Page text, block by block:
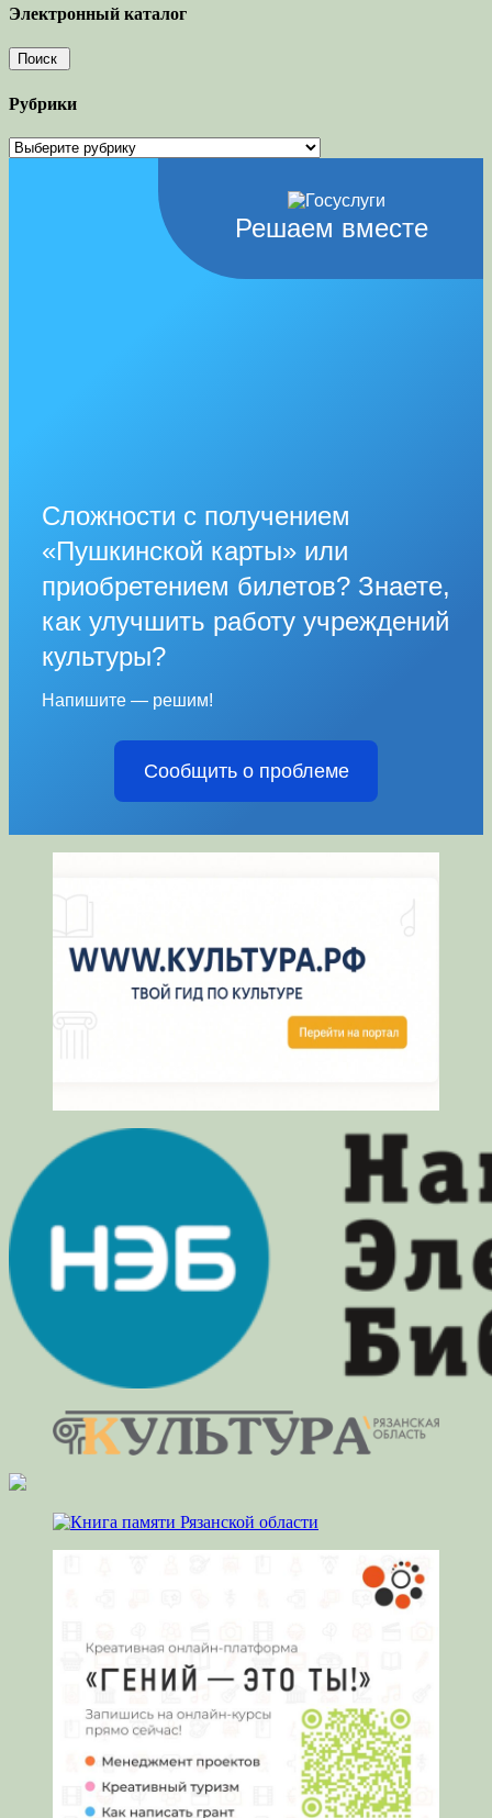
Электронный каталог
Рубрики
Рубрики
Решаем вместе
Сложности с получением
«Пушкинской карты» или
приобретением билетов? Знаете,
как улучшить работу учреждений
культуры?
Напишите — решим!
Сообщить о проблеме